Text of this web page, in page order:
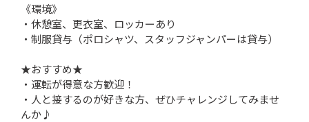
《環境》
・休憩室、更衣室、ロッカーあり
・制服貸与（ポロシャツ、スタッフジャンパーは貸与）
★おすすめ★
・運転が得意な方歓迎！
・人と接するのが好きな方、ぜひチャレンジしてみませ
んか♪